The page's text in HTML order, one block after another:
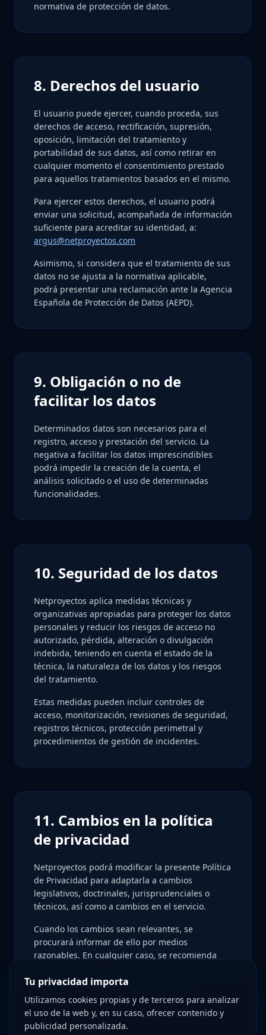
normativa de protección de datos.
8. Derechos del usuario
El usuario puede ejercer, cuando proceda, sus
derechos de acceso, rectificación, supresión,
oposición, limitación del tratamiento y
portabilidad de sus datos, así como retirar en
cualquier momento el consentimiento prestado
para aquellos tratamientos basados en el mismo.
Para ejercer estos derechos, el usuario podrá
enviar una solicitud, acompañada de información
suficiente para acreditar su identidad, a:
argus@netproyectos.com
Asimismo, si considera que el tratamiento de sus
datos no se ajusta a la normativa aplicable,
podrá presentar una reclamación ante la Agencia
Española de Protección de Datos (AEPD).
9. Obligación o no de
facilitar los datos
Determinados datos son necesarios para el
registro, acceso y prestación del servicio. La
negativa a facilitar los datos imprescindibles
podrá impedir la creación de la cuenta, el
análisis solicitado o el uso de determinadas
funcionalidades.
10. Seguridad de los datos
Netproyectos aplica medidas técnicas y
organizativas apropiadas para proteger los datos
personales y reducir los riesgos de acceso no
autorizado, pérdida, alteración o divulgación
indebida, teniendo en cuenta el estado de la
técnica, la naturaleza de los datos y los riesgos
del tratamiento.
Estas medidas pueden incluir controles de
acceso, monitorización, revisiones de seguridad,
registros técnicos, protección perimetral y
procedimientos de gestión de incidentes.
11. Cambios en la política
de privacidad
Netproyectos podrá modificar la presente Política
de Privacidad para adaptarla a cambios
legislativos, doctrinales, jurisprudenciales o
técnicos, así como a cambios en el servicio.
Cuando los cambios sean relevantes, se
procurará informar de ello por medios
razonables. En cualquier caso, se recomienda
Tu privacidad importa
Utilizamos cookies propias y de terceros para analizar
el uso de la web y, en su caso, ofrecer contenido y
publicidad personalizada.